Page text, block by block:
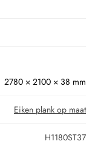
2780 × 2100 × 38 mm
Eiken plank op maat
H1180ST37